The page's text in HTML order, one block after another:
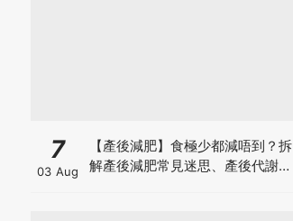
7
03 Aug
【產後減肥】食極少都減唔到？拆
解產後減肥常見迷思、產後代謝、